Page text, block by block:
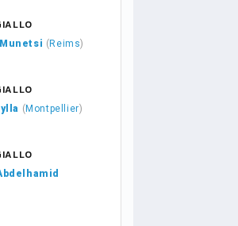
( Reims)
( Montpellier)